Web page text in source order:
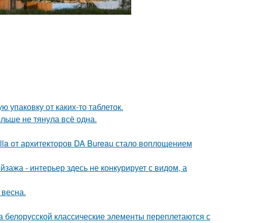
от каких-то таблеток.
не тянула всё одна.
от архитекторов DA Bureau стало воплощением
- интерьер здесь не конкурирует с видом, а
классические элементы переплетаются с